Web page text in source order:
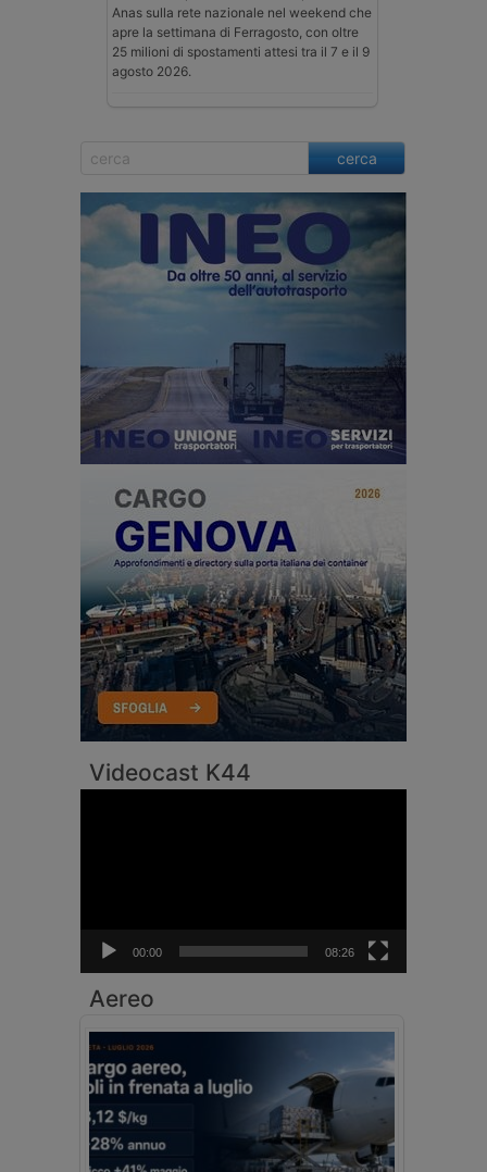
Anas sulla rete nazionale nel weekend che
apre la settimana di Ferragosto, con oltre
25 milioni di spostamenti attesi tra il 7 e il 9
agosto 2026.
cerca
Videocast K44
00:00 08:26
Aereo